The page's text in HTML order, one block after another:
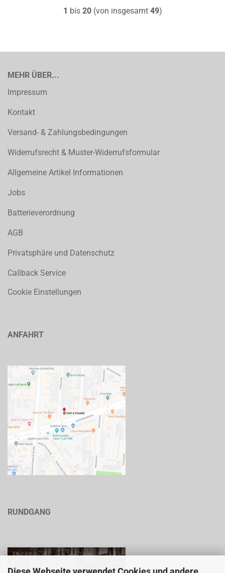
1 bis 20(von insgesamt 49)
MEHR ÜBER...
Impressum
Kontakt
Versand- & Zahlungsbedingungen
Widerrufsrecht & Muster-Widerrufsformular
Allgemeine Artikel Informationen
Jobs
Batterieverordnung
AGB
Privatsphäre und Datenschutz
Callback Service
Cookie Einstellungen
ANFAHRT
RUNDGANG